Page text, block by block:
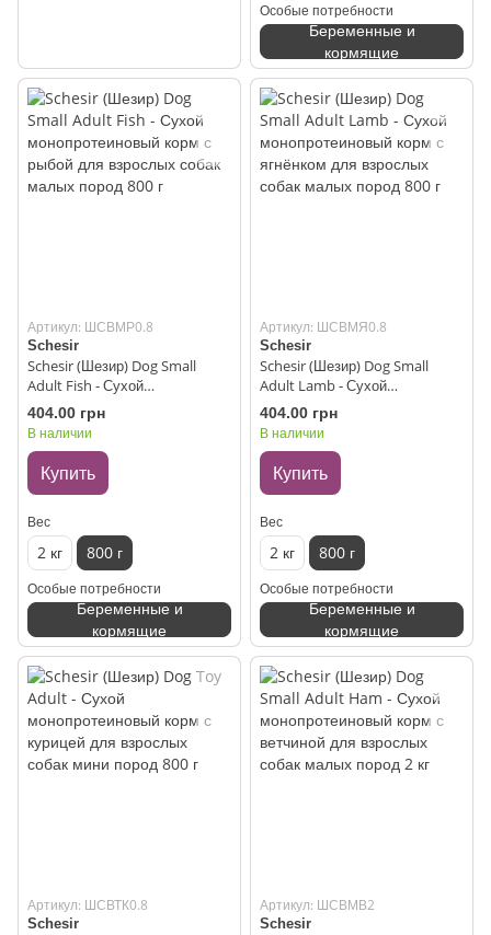
Особые потребности
Беременные и
кормящие
Артикул: ШСВМР0.8
Schesir
Schesir (Шезир) Dog Small
Adult Fish - Сухой
монопротеиновый корм с
рыбой для взрослых собак
404.00 грн
В наличии
Купить
Вес
2 кг 800 г
Особые потребности
Беременные и
кормящие
Артикул: ШСВМЯ0.8
Schesir
Schesir (Шезир) Dog Small
Adult Lamb - Сухой
монопротеиновый корм с
ягнёнком для взрослых собак
404.00 грн
В наличии
Купить
Вес
2 кг 800 г
Особые потребности
Беременные и
кормящие
Артикул: ШСВТК0.8
Schesir
Артикул: ШСВМВ2
Schesir